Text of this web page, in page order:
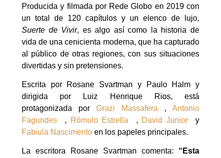
Producida y filmada por Rede Globo en 2019 con
un total de 120 capítulos y un elenco de lujo,
Suerte de Vivir, es algo así como la historia de
vida de una cenicienta moderna, que ha capturado
al público de otras regiones, con sus situaciones
divertidas y sin pretensiones.
Escrita por Rosane Svartman y Paulo Halm y
dirigida por Luiz Henrique Rios, está
protagonizada por Grazi Massafera , Antonio
Fagundes
, Rómulo Estrella , David Junior
y
Fabiula Nascimento en los papeles principales.
La escritora Rosane Svartman comenta: “Esta